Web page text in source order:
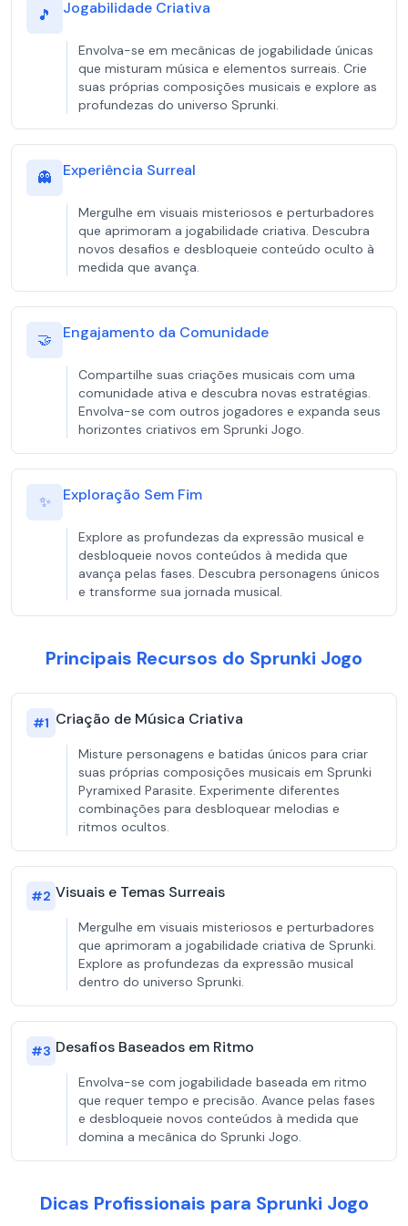
🎵 Jogabilidade Criativa
Envolva-se em mecânicas de jogabilidade únicas
que misturam música e elementos surreais. Crie
suas próprias composições musicais e explore as
profundezas do universo Sprunki.
👻 Experiência Surreal
Mergulhe em visuais misteriosos e perturbadores
que aprimoram a jogabilidade criativa. Descubra
novos desafios e desbloqueie conteúdo oculto à
medida que avança.
🤝 Engajamento da Comunidade
Compartilhe suas criações musicais com uma
comunidade ativa e descubra novas estratégias.
Envolva-se com outros jogadores e expanda seus
horizontes criativos em Sprunki Jogo.
✨ Exploração Sem Fim
Explore as profundezas da expressão musical e
desbloqueie novos conteúdos à medida que
avança pelas fases. Descubra personagens únicos
e transforme sua jornada musical.
Principais Recursos do Sprunki Jogo
#1 Criação de Música Criativa
Misture personagens e batidas únicos para criar
suas próprias composições musicais em Sprunki
Pyramixed Parasite. Experimente diferentes
combinações para desbloquear melodias e
ritmos ocultos.
#2 Visuais e Temas Surreais
Mergulhe em visuais misteriosos e perturbadores
que aprimoram a jogabilidade criativa de Sprunki.
Explore as profundezas da expressão musical
dentro do universo Sprunki.
#3 Desafios Baseados em Ritmo
Envolva-se com jogabilidade baseada em ritmo
que requer tempo e precisão. Avance pelas fases
e desbloqueie novos conteúdos à medida que
domina a mecânica do Sprunki Jogo.
Dicas Profissionais para Sprunki Jogo